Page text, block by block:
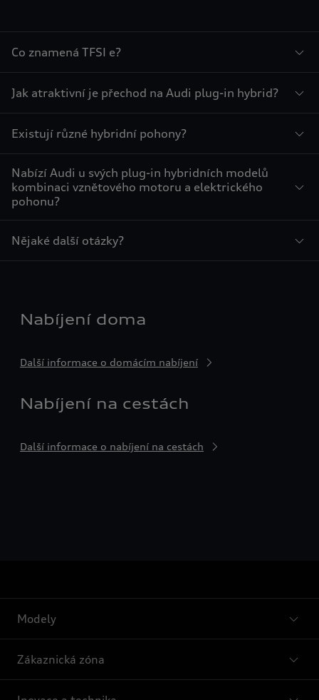
Co znamená TFSI e?
Jak atraktivní je přechod na Audi plug-in hybrid?
Existují různé hybridní pohony?
Nabízí Audi u svých plug-in hybridních modelů
kombinaci vznětového motoru a elektrického
pohonu?
Nějaké další otázky?
Nabíjení doma
Další informace o domácím nabíjení
Nabíjení na cestách
Další informace o nabíjení na cestách
Modely
Zákaznická zóna